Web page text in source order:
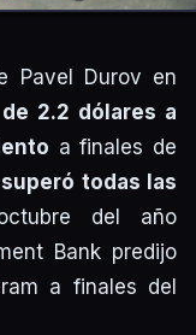
Pavel Durov en
2.2 dólares a
a finales de
superó todas las
del año
Bank predijo
a finales del